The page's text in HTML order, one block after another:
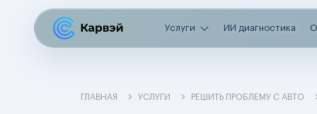
Услуги ИИ диагностика
ГЛАВНАЯ УСЛУГИ РЕШИТЬ ПРОБЛЕМУ С АВТО